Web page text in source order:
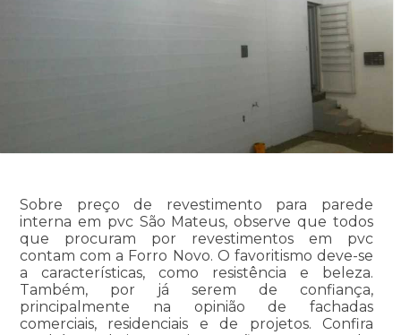
Sobre preço de revestimento para parede
interna em pvc São Mateus, observe que todos
que procuram por revestimentos em pvc
contam com a Forro Novo. O favoritismo deve-se
a características, como resistência e beleza.
Também, por já serem de confiança,
principalmente na opinião de fachadas
comerciais, residenciais e de projetos. Confira